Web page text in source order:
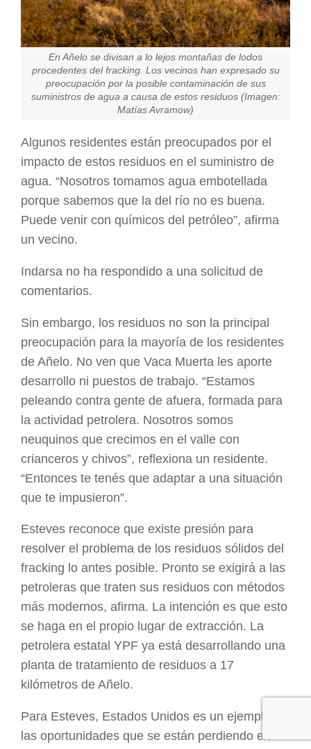
En Añelo se divisan a lo lejos montañas de lodos
procedentes del fracking. Los vecinos han expresado su
preocupación por la posible contaminación de sus
suministros de agua a causa de estos residuos (Imagen:
Matías Avramow)
Algunos residentes están preocupados por el
impacto de estos residuos en el suministro de
agua. “Nosotros tomamos agua embotellada
porque sabemos que la del río no es buena.
Puede venir con químicos del petróleo”, afirma
un vecino.
Indarsa no ha respondido a una solicitud de
comentarios.
Sin embargo, los residuos no son la principal
preocupación para la mayoría de los residentes
de Añelo. No ven que Vaca Muerta les aporte
desarrollo ni puestos de trabajo. “Estamos
peleando contra gente de afuera, formada para
la actividad petrolera. Nosotros somos
neuquinos que crecimos en el valle con
crianceros y chivos”, reflexiona un residente.
“Entonces te tenés que adaptar a una situación
que te impusieron”.
Esteves reconoce que existe presión para
resolver el problema de los residuos sólidos del
fracking lo antes posible. Pronto se exigirá a las
petroleras que traten sus residuos con métodos
más modernos, afirma. La intención es que esto
se haga en el propio lugar de extracción. La
petrolera estatal YPF ya está desarrollando una
planta de tratamiento de residuos a 17
kilómetros de Añelo.
Para Esteves, Estados Unidos es un ejemplo de
las oportunidades que se están perdiendo en